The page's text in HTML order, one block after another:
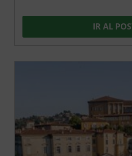
IR AL